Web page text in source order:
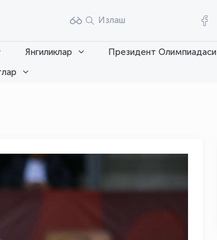
Излаш
Янгиликлар Президент Олимпиадаси